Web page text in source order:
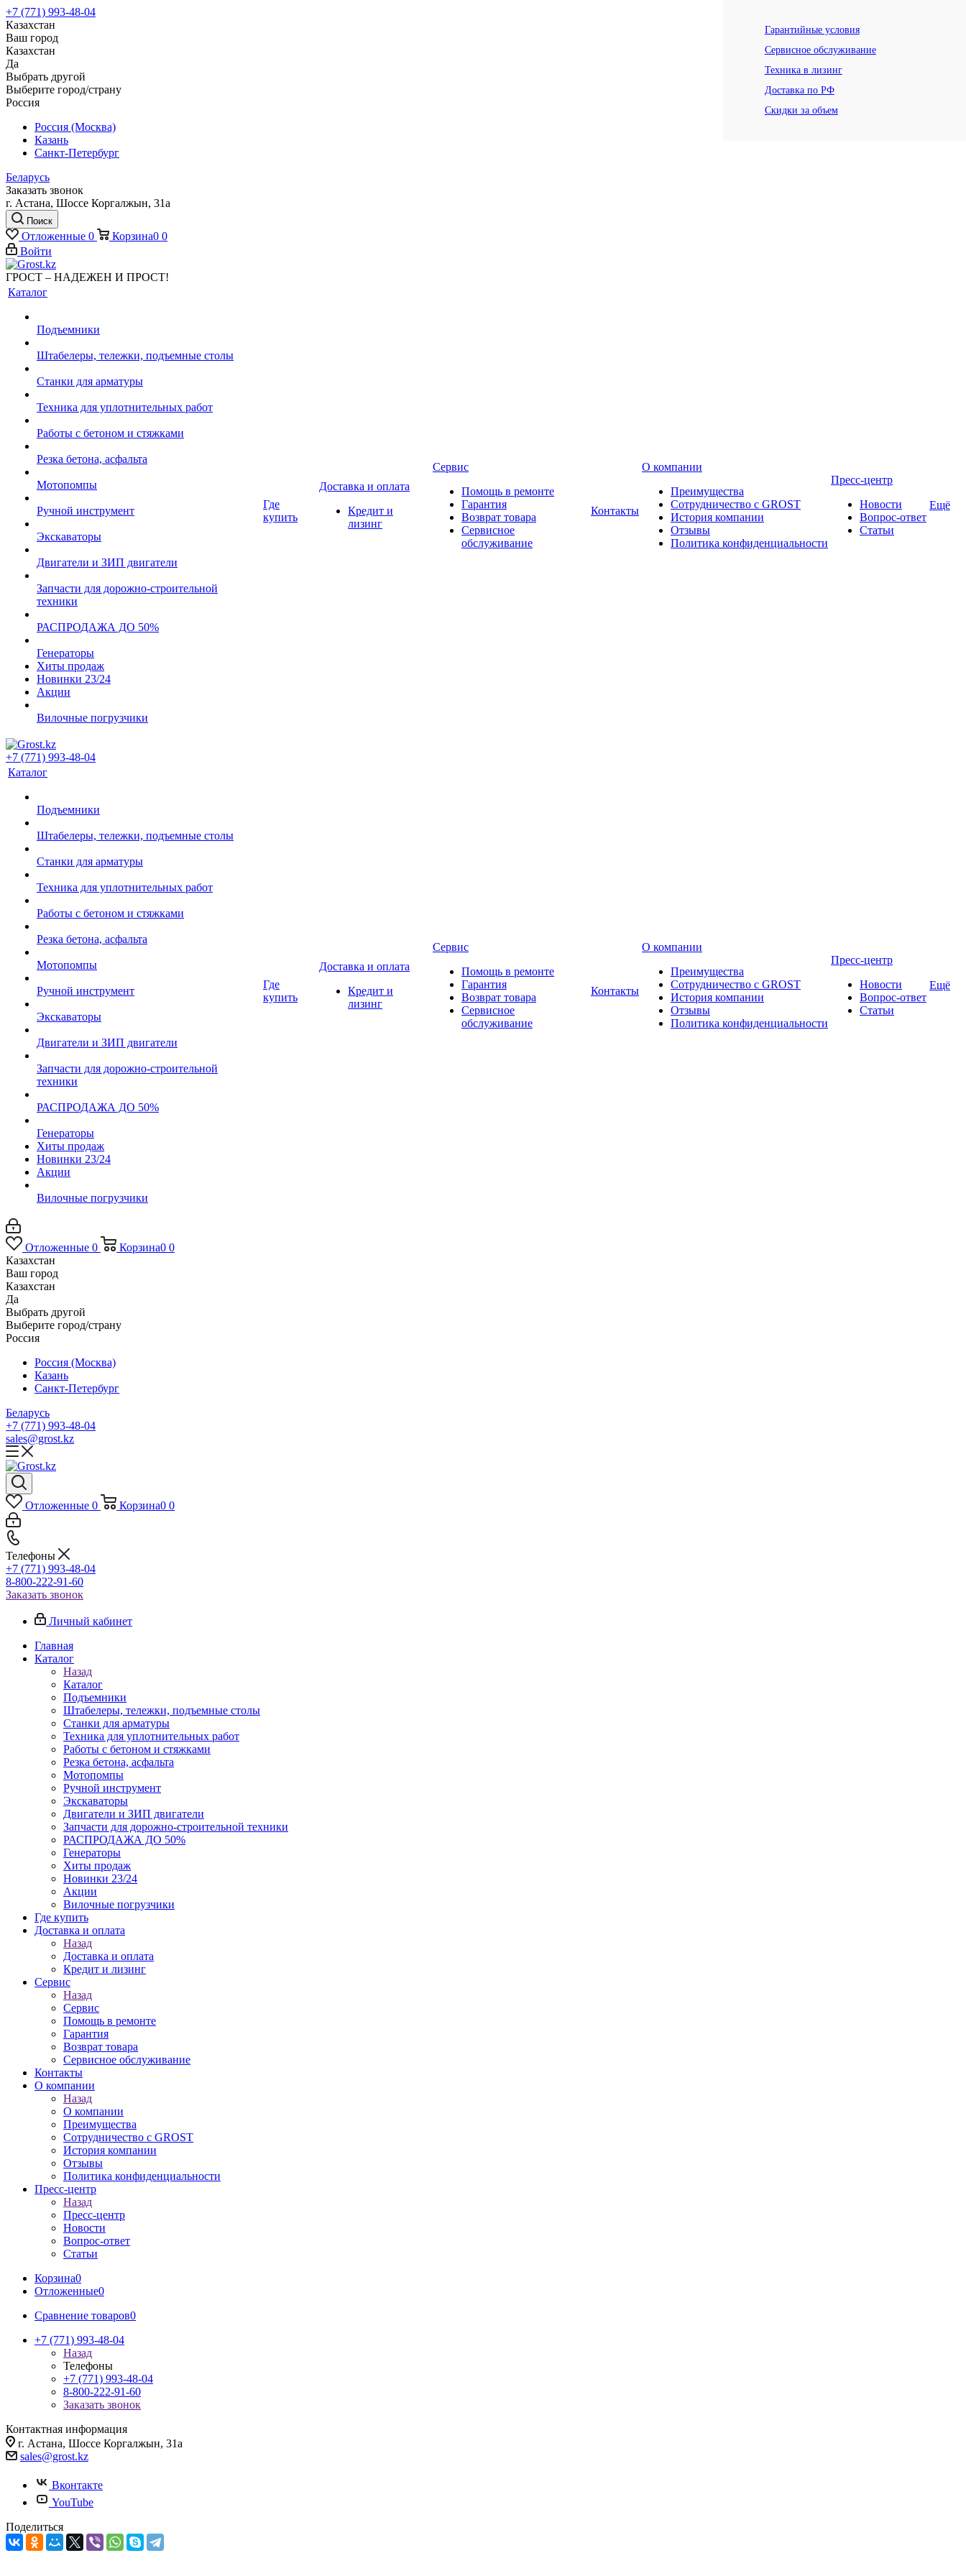
+7 (771) 993-48-04
Казахстан
Ваш город
Казахстан
Да
Выбрать другой
Выберите город/страну
Россия
Россия (Москва)
Казань
Санкт-Петербург
Беларусь
Заказать звонок
г. Астана, Шоссе Коргалжын, 31а
Поиск
Отложенные 0 Корзина0 0
Войти
ГРОСТ – НАДЕЖЕН И ПРОСТ!
Каталог
Подъемники
Штабелеры, тележки, подъемные столы
Станки для арматуры
Техника для уплотнительных работ
Работы с бетоном и стяжками
Резка бетона, асфальта
Мотопомпы
Ручной инструмент
Экскаваторы
Двигатели и ЗИП двигатели
Запчасти для дорожно-строительной
техники
РАСПРОДАЖА ДО 50%
Генераторы
Хиты продаж
Новинки 23/24
Акции
Вилочные погрузчики
Где
купить
Доставка и оплата
Кредит и
лизинг
Сервис
Помощь в ремонте
Гарантия
Возврат товара
Сервисное
обслуживание
Контакты
О компании
Преимущества
Сотрудничество с GROST
История компании
Отзывы
Политика конфиденциальности
Пресс-центр
Новости
Вопрос-ответ
Статьи
Ещё
+7 (771) 993-48-04
Каталог
Подъемники
Штабелеры, тележки, подъемные столы
Станки для арматуры
Техника для уплотнительных работ
Работы с бетоном и стяжками
Резка бетона, асфальта
Мотопомпы
Ручной инструмент
Экскаваторы
Двигатели и ЗИП двигатели
Запчасти для дорожно-строительной
техники
РАСПРОДАЖА ДО 50%
Генераторы
Хиты продаж
Новинки 23/24
Акции
Вилочные погрузчики
Где
купить
Доставка и оплата
Кредит и
лизинг
Сервис
Помощь в ремонте
Гарантия
Возврат товара
Сервисное
обслуживание
Контакты
О компании
Преимущества
Сотрудничество с GROST
История компании
Отзывы
Политика конфиденциальности
Пресс-центр
Новости
Вопрос-ответ
Статьи
Ещё
Отложенные 0 Корзина0 0
Казахстан
Ваш город
Казахстан
Да
Выбрать другой
Выберите город/страну
Россия
Россия (Москва)
Казань
Санкт-Петербург
Беларусь
+7 (771) 993-48-04
sales@grost.kz
Отложенные 0 Корзина0 0
Телефоны
+7 (771) 993-48-04
8-800-222-91-60
Заказать звонок
Личный кабинет
Главная
Каталог
Назад
Каталог
Подъемники
Штабелеры, тележки, подъемные столы
Станки для арматуры
Техника для уплотнительных работ
Работы с бетоном и стяжками
Резка бетона, асфальта
Мотопомпы
Ручной инструмент
Экскаваторы
Двигатели и ЗИП двигатели
Запчасти для дорожно-строительной техники
РАСПРОДАЖА ДО 50%
Генераторы
Хиты продаж
Новинки 23/24
Акции
Вилочные погрузчики
Где купить
Доставка и оплата
Назад
Доставка и оплата
Кредит и лизинг
Сервис
Назад
Сервис
Помощь в ремонте
Гарантия
Возврат товара
Сервисное обслуживание
Контакты
О компании
Назад
О компании
Преимущества
Сотрудничество с GROST
История компании
Отзывы
Политика конфиденциальности
Пресс-центр
Назад
Пресс-центр
Новости
Вопрос-ответ
Статьи
Корзина0
Отложенные0
Сравнение товаров0
+7 (771) 993-48-04
Назад
Телефоны
+7 (771) 993-48-04
8-800-222-91-60
Заказать звонок
Контактная информация
г. Астана, Шоссе Коргалжын, 31а
sales@grost.kz
Вконтакте
YouTube
Поделиться
Гарантийные условия
Сервисное обслуживание
Техника в лизинг
Доставка по РФ
Скидки за объем